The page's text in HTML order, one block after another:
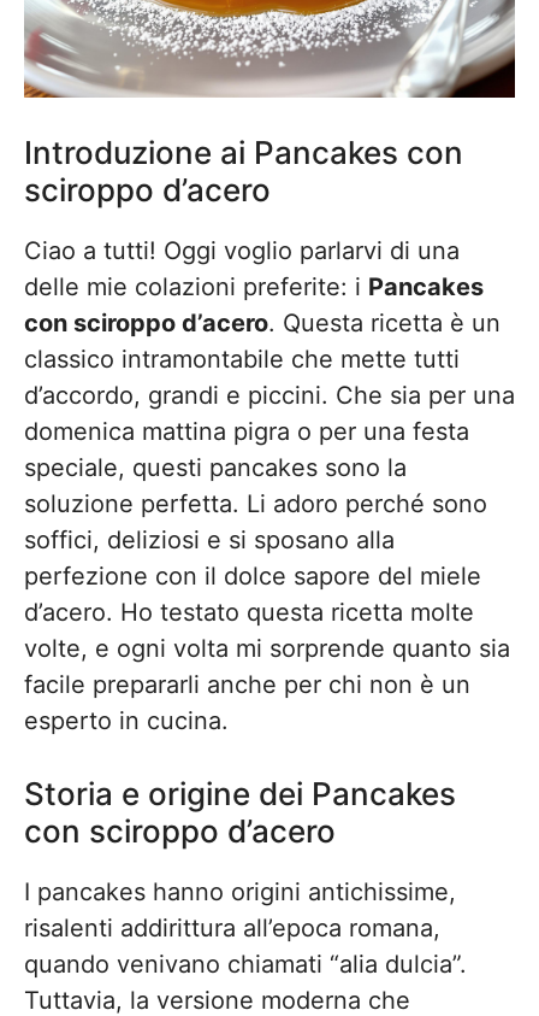
Introduzione ai Pancakes con
sciroppo d’acero
Ciao a tutti! Oggi voglio parlarvi di una
delle mie colazioni preferite: i Pancakes
con sciroppo d’acero. Questa ricetta è un
classico intramontabile che mette tutti
d’accordo, grandi e piccini. Che sia per una
domenica mattina pigra o per una festa
speciale, questi pancakes sono la
soluzione perfetta. Li adoro perché sono
soffici, deliziosi e si sposano alla
perfezione con il dolce sapore del miele
d’acero. Ho testato questa ricetta molte
volte, e ogni volta mi sorprende quanto sia
facile prepararli anche per chi non è un
esperto in cucina.
Storia e origine dei Pancakes
con sciroppo d’acero
I pancakes hanno origini antichissime,
risalenti addirittura all’epoca romana,
quando venivano chiamati “alia dulcia”.
Tuttavia, la versione moderna che